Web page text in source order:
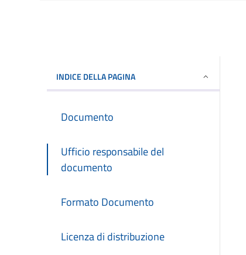
INDICE DELLA PAGINA
Documento
Ufficio responsabile del
documento
Formato Documento
Licenza di distribuzione